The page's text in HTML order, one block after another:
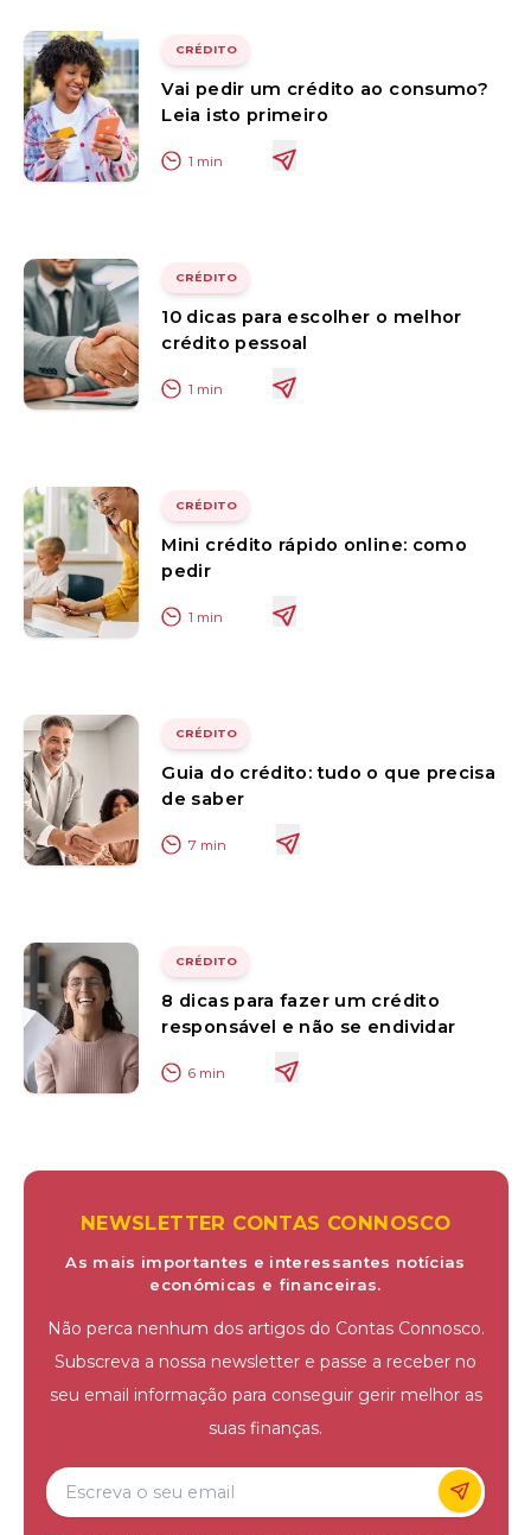
CRÉDITO
Vai pedir um crédito ao consumo?
Leia isto primeiro
1 min
CRÉDITO
10 dicas para escolher o melhor
crédito pessoal
1 min
CRÉDITO
Mini crédito rápido online: como
pedir
1 min
CRÉDITO
Guia do crédito: tudo o que precisa
de saber
7 min
CRÉDITO
8 dicas para fazer um crédito
responsável e não se endividar
6 min
NEWSLETTER CONTAS CONNOSCO
As mais importantes e interessantes notícias
económicas e financeiras.
Não perca nenhum dos artigos do Contas Connosco.
Subscreva a nossa newsletter e passe a receber no
seu email informação para conseguir gerir melhor as
suas finanças.